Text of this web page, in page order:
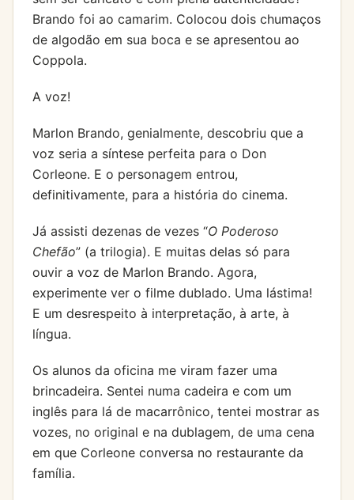
Brando foi ao camarim. Colocou dois chumaços
de algodão em sua boca e se apresentou ao
Coppola.
A voz!
Marlon Brando, genialmente, descobriu que a
voz seria a síntese perfeita para o Don
Corleone. E o personagem entrou,
definitivamente, para a história do cinema.
Já assisti dezenas de vezes “O Poderoso
Chefão” (a trilogia). E muitas delas só para
ouvir a voz de Marlon Brando. Agora,
experimente ver o filme dublado. Uma lástima!
E um desrespeito à interpretação, à arte, à
língua.
Os alunos da oficina me viram fazer uma
brincadeira. Sentei numa cadeira e com um
inglês para lá de macarrônico, tentei mostrar as
vozes, no original e na dublagem, de uma cena
em que Corleone conversa no restaurante da
família.